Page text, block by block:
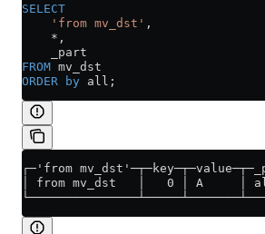
SELECT
    'from mv_dst'
,
    *
,
    _part
FROM mv_dst
ORDER by all;
┌─'from
│ from mv_dst   │   0 │ A     │